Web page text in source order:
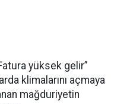
yüksek gelir”
klimalarını açmaya
mağduriyetin